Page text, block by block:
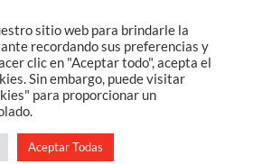
sitio web para brindarle la
recordando sus preferencias y
clic en "Aceptar todo", acepta el
Sin embargo, puede visitar
para proporcionar un
Aceptar Todas